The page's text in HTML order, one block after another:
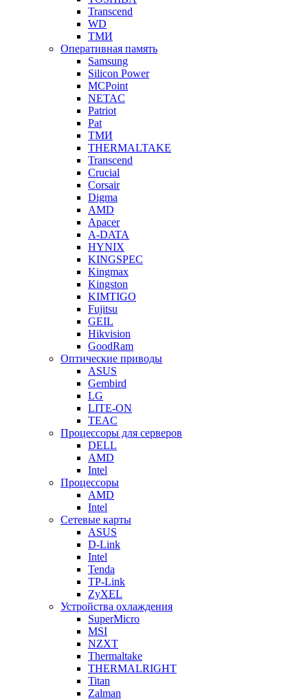
Transcend
WD
ТМИ
Оперативная память
Samsung
Silicon Power
MCPoint
NETAC
Patriot
Pat
ТМИ
THERMALTAKE
Transcend
Crucial
Corsair
Digma
AMD
Apacer
A-DATA
HYNIX
KINGSPEC
Kingmax
Kingston
KIMTIGO
Fujitsu
GEIL
Hikvision
GoodRam
Оптические приводы
ASUS
Gembird
LG
LITE-ON
TEAC
Процессоры для серверов
DELL
AMD
Intel
Процессоры
AMD
Intel
Сетевые карты
ASUS
D-Link
Intel
Tenda
TP-Link
ZyXEL
Устройства охлаждения
SuperMicro
MSI
NZXT
Thermaltake
THERMALRIGHT
Titan
Zalman